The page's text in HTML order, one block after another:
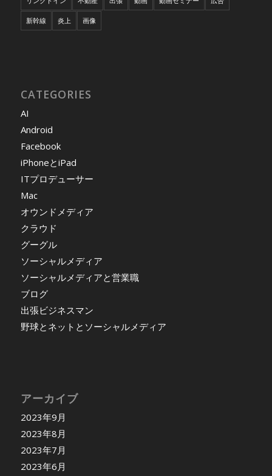
新幹線 炎上 画像
CATEGORIES
AI
Android
Facebook
iPhoneとiPad
ITプロデューサー
Mac
オウンドメディア
クラウド
グーグル
ソーシャルメディア
ソーシャルメディアと営業職
ブログ
出張ビジネスマン
野球とネットとソーシャルメディア
アーカイブ
2023年9月
2023年8月
2023年7月
2023年6月